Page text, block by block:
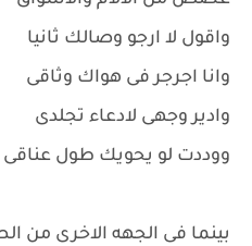
واقول لا ارجو وصالك ثانيا
وانا اجرجر فى هواك وثاقى
وادير وجهى لادعاء تجلدى
ووددت لو يحويك طول عناقى
بينما فى الجهه الاخرى من